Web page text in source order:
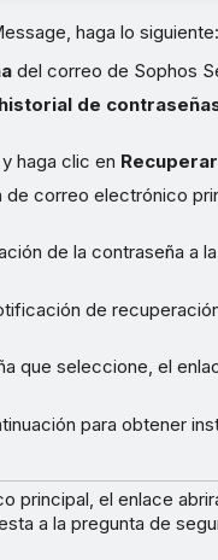
haga lo siguiente:
del correo de Sophos
de
haga clic en Recuperar
correo electrónico
de la contraseña a
de
que seleccione, el
para obtener
principal, el enlace
a la pregunta de